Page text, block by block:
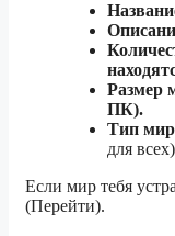
Размер
ПК).
Тип
для
Если мир тебя
(Перейти).